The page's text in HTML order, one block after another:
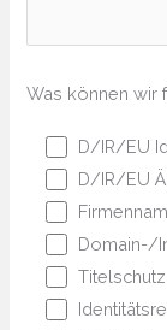
Was können wir
D/IR/EU
D/IR/EU
Domain-/